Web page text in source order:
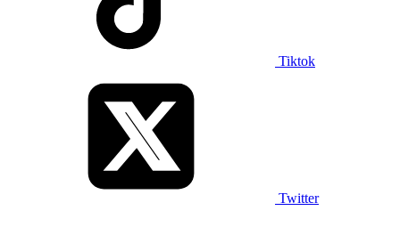
Tiktok
Twitter